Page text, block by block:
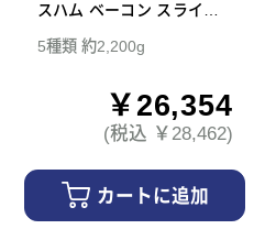
スハム ベーコン スライス
ト 15
5種類 約2,200g
￥26,354
(税込 ￥28,462)
カートに追加